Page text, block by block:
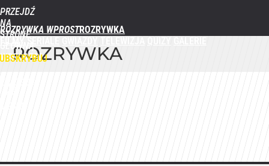
PRZEJDŹ
NA
STRONĘ
GŁÓWNĄ
WPROST.PL
ROZRYWKA WPROST
ROZRYWKA